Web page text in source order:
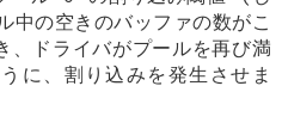
の空きのバッファの数がこ
、ドライバがプールを再び満
に、割り込みを発生させま